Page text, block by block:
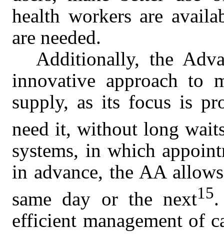
health workers are
are needed.
Additionally, the
innovative approach to
supply, as its focus is
need it, without long
systems, in which
in advance, the AA
same day or the next15
efficient management of